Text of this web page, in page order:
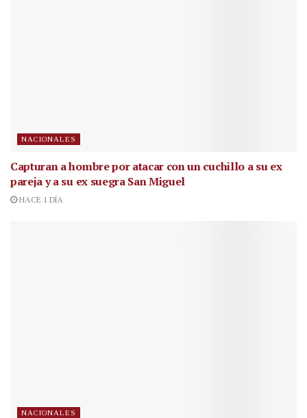
NACIONALES
Capturan a hombre por atacar con un cuchillo a su ex
pareja y a su ex suegra San Miguel
HACE 1 DÍA
NACIONALES